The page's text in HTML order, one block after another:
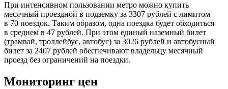
При интенсивном пользовании метро можно купить
месячный проездной в подземку за 3307 рублей с лимитом
в 70 поездок. Таким образом, одна поездка будет обходиться
в среднем в 47 рублей. При этом единый наземный билет
(трамвай, троллейбус, автобус) за 3026 рублей и автобусный
билет за 2407 рублей обеспечивают владельцу месячный
проезд без ограничений на поездки.
Мониторинг цен